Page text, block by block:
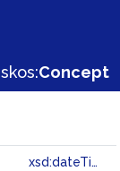
skos:Concept
xsd:dateTime